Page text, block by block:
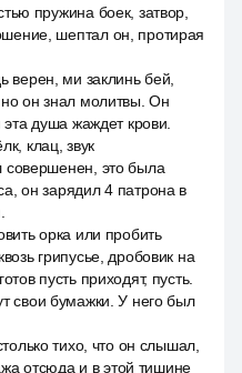
пружина боек, затвор,
шептал он, протирая
верен, ми заклинь бей,
он знал молитвы. Он
душа жаждет крови.
клац, звук
совершенен, это была
он зарядил 4 патрона в
орка или пробить
грипусье, дробовик на
пусть приходят, пусть.
свои бумажки. У него был
тихо, что он слышал,
отсюда и в этой тишине